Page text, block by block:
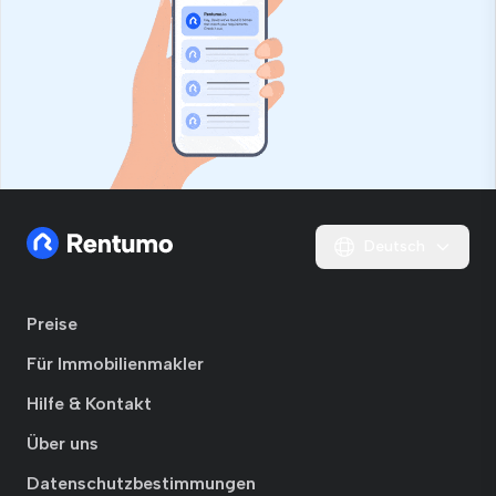
Preise
Für Immobilienmakler
Hilfe & Kontakt
Über uns
Datenschutzbestimmungen